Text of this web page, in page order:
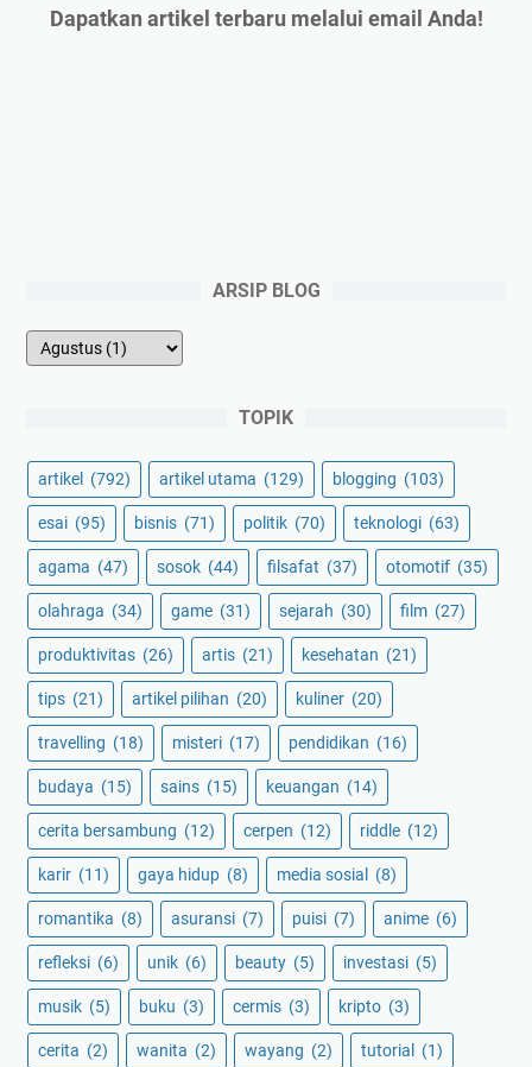
Dapatkan artikel terbaru melalui email Anda!
ARSIP BLOG
TOPIK
artikel (792) artikel utama (129) blogging (103)
esai (95) bisnis (71) politik (70) teknologi (63)
agama (47) sosok (44) filsafat (37) otomotif (35)
olahraga (34) game (31) sejarah (30) film (27)
produktivitas (26) artis (21) kesehatan (21)
tips (21) artikel pilihan (20) kuliner (20)
travelling (18) misteri (17) pendidikan (16)
budaya (15) sains (15) keuangan (14)
cerita bersambung (12) cerpen (12) riddle (12)
karir (11) gaya hidup (8) media sosial (8)
romantika (8) asuransi (7) puisi (7) anime (6)
refleksi (6) unik (6) beauty (5) investasi (5)
musik (5) buku (3) cermis (3) kripto (3)
cerita (2) wanita (2) wayang (2) tutorial (1)